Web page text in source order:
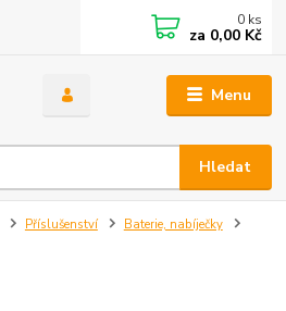
Menu
Hledat
0 ks
za 0,00 Kč
Příslušenství
Baterie, nabíječky